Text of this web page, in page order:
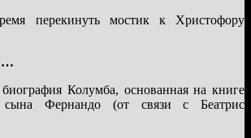
перекинуть мостик к Христофору
Колумба, основанная на книге
сына Фернандо (от связи с Беатрис